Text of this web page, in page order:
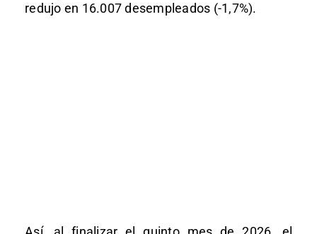
redujo en 16.007 desempleados (-1,7%).